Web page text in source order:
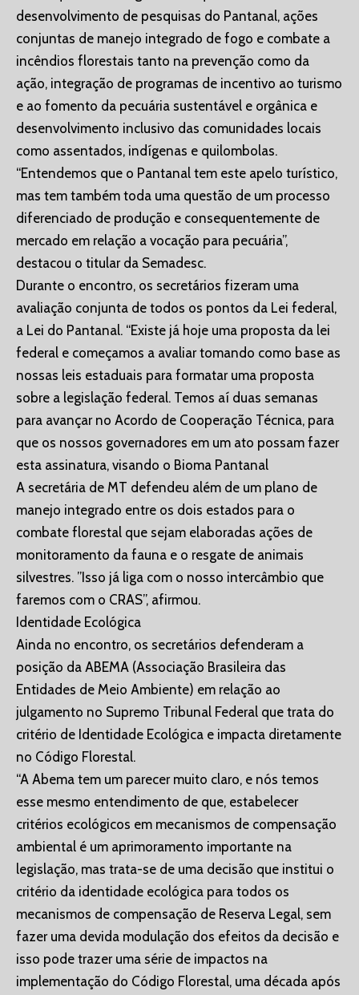
desenvolvimento de pesquisas do Pantanal, ações
conjuntas de manejo integrado de fogo e combate a
incêndios florestais tanto na prevenção como da
ação, integração de programas de incentivo ao turismo
e ao fomento da pecuária sustentável e orgânica e
desenvolvimento inclusivo das comunidades locais
como assentados, indígenas e quilombolas.
“Entendemos que o Pantanal tem este apelo turístico,
mas tem também toda uma questão de um processo
diferenciado de produção e consequentemente de
mercado em relação a vocação para pecuária”,
destacou o titular da Semadesc.
Durante o encontro, os secretários fizeram uma
avaliação conjunta de todos os pontos da Lei federal,
a Lei do Pantanal. “Existe já hoje uma proposta da lei
federal e começamos a avaliar tomando como base as
nossas leis estaduais para formatar uma proposta
sobre a legislação federal. Temos aí duas semanas
para avançar no Acordo de Cooperação Técnica, para
que os nossos governadores em um ato possam fazer
esta assinatura, visando o Bioma Pantanal
A secretária de MT defendeu além de um plano de
manejo integrado entre os dois estados para o
combate florestal que sejam elaboradas ações de
monitoramento da fauna e o resgate de animais
silvestres. ”Isso já liga com o nosso intercâmbio que
faremos com o CRAS”, afirmou.
Identidade Ecológica
Ainda no encontro, os secretários defenderam a
posição da ABEMA (Associação Brasileira das
Entidades de Meio Ambiente) em relação ao
julgamento no Supremo Tribunal Federal que trata do
critério de Identidade Ecológica e impacta diretamente
no Código Florestal.
“A Abema tem um parecer muito claro, e nós temos
esse mesmo entendimento de que, estabelecer
critérios ecológicos em mecanismos de compensação
ambiental é um aprimoramento importante na
legislação, mas trata-se de uma decisão que institui o
critério da identidade ecológica para todos os
mecanismos de compensação de Reserva Legal, sem
fazer uma devida modulação dos efeitos da decisão e
isso pode trazer uma série de impactos na
implementação do Código Florestal, uma década após